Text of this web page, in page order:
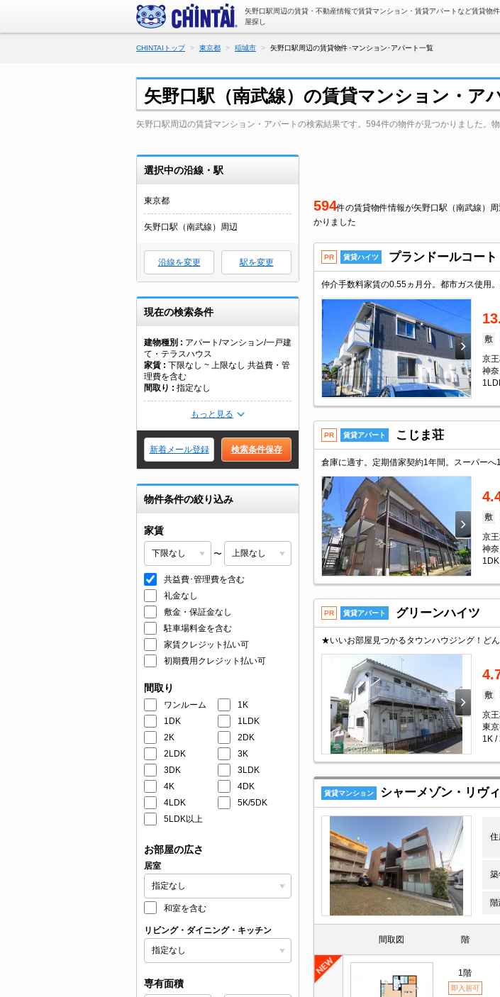
矢野口駅周辺の賃貸・不動産情報で賃貸マンション・賃貸アパートなど賃貸物
屋探し
CHINTAIトップ 東京都 稲城市 矢野口駅周辺の賃貸物件･マンション･アパート一覧
矢野口駅（南武線）の賃貸マンション・ア
矢野口駅周辺の賃貸マンション・アパートの検索結果です。594件の物件が見つかりました。
選択中の沿線・駅
東京都
矢野口駅（南武線）周辺
沿線を変更 駅を変更
現在の検索条件
建物種別
アパート/マンション/一戸建
て・テラスハウス
家賃
下限なし ~ 上限なし 共益費・管
理費を含む
間取り
指定なし
もっと見る
新着メール登録 検索条件保存
物件条件の絞り込み
家賃
〜
共益費･管理費を含む
礼金なし
敷金・保証金なし
駐車場料金を含む
家賃クレジット払い可
初期費用クレジット払い可
間取り
ワンルーム
1K
1DK
1LDK
2K
2DK
2LDK
3K
3DK
3LDK
4K
4DK
4LDK
5K/5DK
5LDK以上
お部屋の広さ
居室
和室を含む
リビング・ダイニング・キッチン
専有面積
594件の賃貸物件情報が矢野口駅（南武線）周
かりました
PR 賃貸ハイツ プランドールコート
敷
京
神
PR 賃貸アパート こじま荘
敷
京
神
PR 賃貸アパート グリーンハイツ
★いいお部屋見つかるタウンハウジング！ど
敷
京
東
1K /
賃貸マンション シャーメゾン・リヴ
住
築
階
間取図 階
1階
即入居可